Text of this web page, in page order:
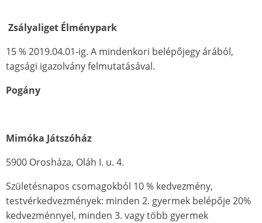
Zsályaliget Élménypark
15 % 2019.04.01-ig. A mindenkori belépőjegy árából,
tagsági igazolvány felmutatásával.
Pogány
Mimóka Játszóház
5900 Orosháza, Oláh I. u. 4.
Születésnapos csomagokból 10 % kedvezmény,
testvérkedvezmények: minden 2. gyermek belépője 20%
kedvezménnyel, minden 3. vagy több gyermek